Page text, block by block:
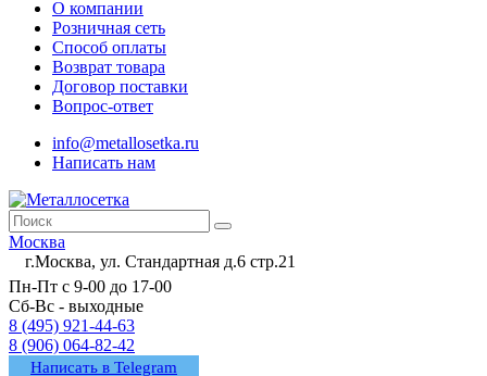
О компании
Розничная сеть
Способ оплаты
Возврат товара
Договор поставки
Вопрос-ответ
info@metallosetka.ru
Написать нам
Москва
г.Москва, ул. Стандартная д.6 стр.21
Пн-Пт с 9-00 до 17-00
Сб-Вс - выходные
8 (495) 921-44-63
8 (906) 064-82-42
Написать в Telegram